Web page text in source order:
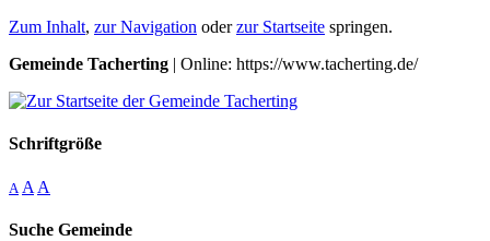
Zum Inhalt, zur Navigation oderzur Startseite springen.
Gemeinde Tacherting | Online: https://www.tacherting.de/
Schriftgröße
A A A
Suche Gemeinde